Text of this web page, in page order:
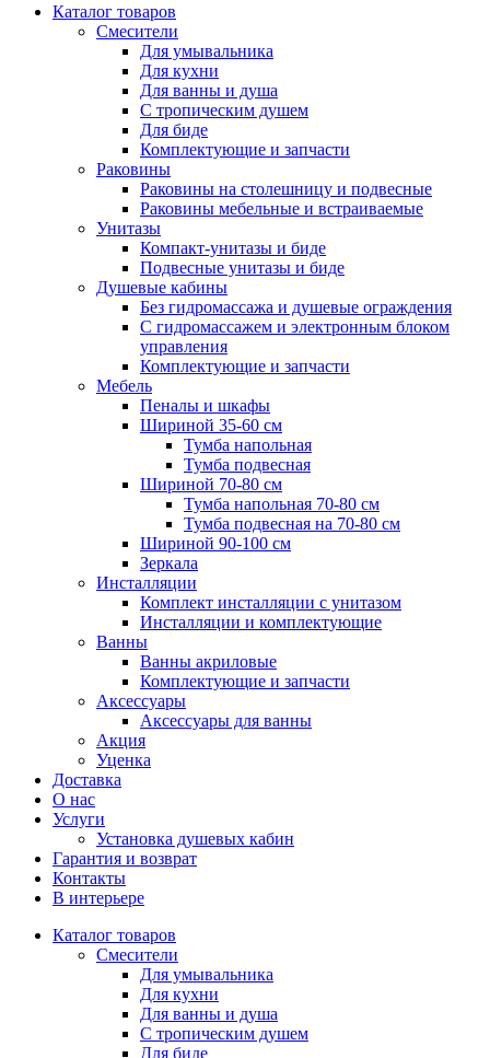
Каталог товаров
Смесители
Для умывальника
Для кухни
Для ванны и душа
С тропическим душем
Для биде
Комплектующие и запчасти
Раковины
Раковины на столешницу и подвесные
Раковины мебельные и встраиваемые
Унитазы
Компакт-унитазы и биде
Подвесные унитазы и биде
Душевые кабины
Без гидромассажа и душевые ограждения
С гидромассажем и электронным блоком
управления
Комплектующие и запчасти
Мебель
Пеналы и шкафы
Шириной 35-60 см
Тумба напольная
Тумба подвесная
Шириной 70-80 см
Тумба напольная 70-80 см
Тумба подвесная на 70-80 см
Шириной 90-100 см
Зеркала
Инсталляции
Комплект инсталляции с унитазом
Инсталляции и комплектующие
Ванны
Ванны акриловые
Комплектующие и запчасти
Аксессуары
Аксеcсуары для ванны
Акция
Уценка
Доставка
О нас
Услуги
Установка душевых кабин
Гарантия и возврат
Контакты
В интерьере
Каталог товаров
Смесители
Для умывальника
Для кухни
Для ванны и душа
С тропическим душем
Для биде